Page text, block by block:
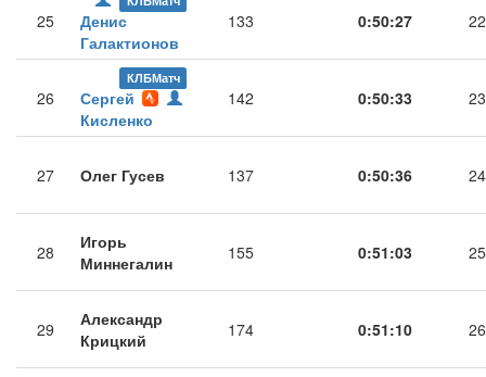
25
Денис
Галактионов
133 0:50:27 22
26
КЛБМатч
Сергей
Кисленко
142 0:50:33 23
27 Олег Гусев 137 0:50:36 24
28
Игорь
Миннегалин
155 0:51:03 25
29
Александр
Крицкий
174 0:51:10 26